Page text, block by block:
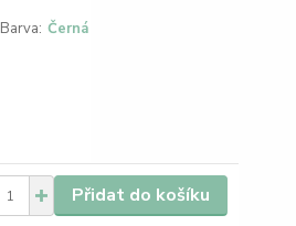
Barva: Černá
Přidat do košíku